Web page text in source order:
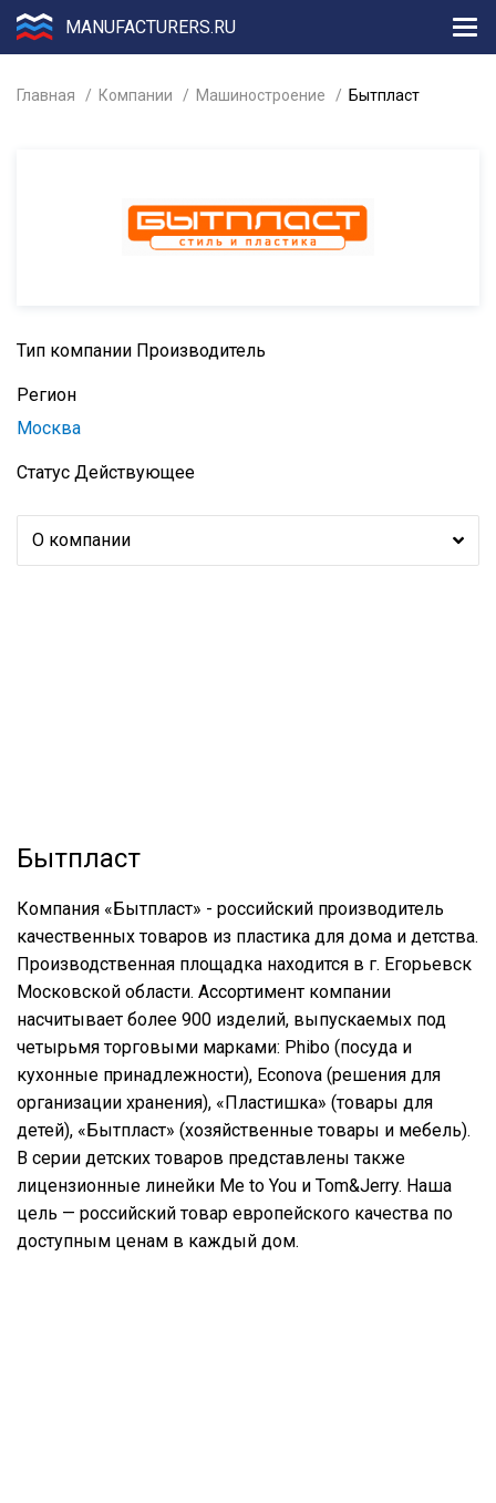
MANUFACTURERS.RU
Главная Компании Машиностроение Бытпласт
Тип компании Производитель
Регион
Москва
Статус Действующее
О компании
Бытпласт
Компания «Бытпласт» - российский производитель
качественных товаров из пластика для дома и детства.
Производственная площадка находится в г. Егорьевск
Московской области. Ассортимент компании
насчитывает более 900 изделий, выпускаемых под
четырьмя торговыми марками: Phibo (посуда и
кухонные принадлежности), Econova (решения для
организации хранения), «Пластишка» (товары для
детей), «Бытпласт» (хозяйственные товары и мебель).
В серии детских товаров представлены также
лицензионные линейки Me to You и Tom&Jerry. Наша
цель — российский товар европейского качества по
доступным ценам в каждый дом.